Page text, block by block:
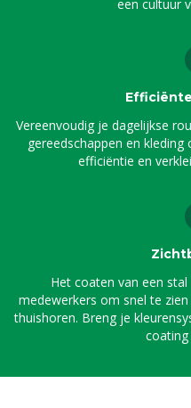
een cultuur
Vereenvoudig je dagelijkse
gereedschappen en kleding
efficiëntie en
Het coaten van een
medewerkers om snel te
thuishoren. Breng je
coating